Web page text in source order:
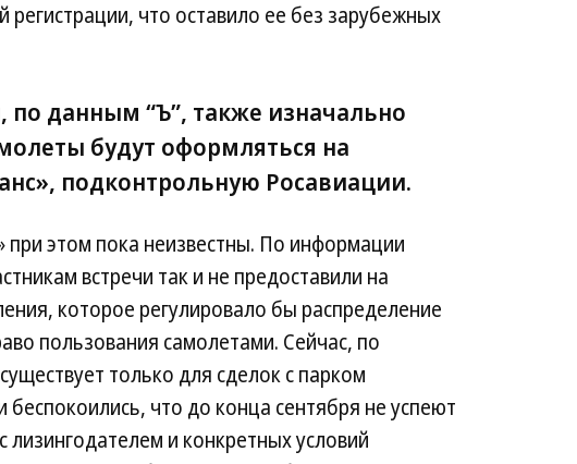
регистрации, что оставило ее без зарубежных
данным “Ъ”, также изначально
будут оформляться на
подконтрольную Росавиации.
при этом пока неизвестны. По информации
встречи так и не предоставили на
которое регулировало бы распределение
пользования самолетами. Сейчас, по
только для сделок с парком
беспокоились, что до конца сентября не успеют
и конкретных условий